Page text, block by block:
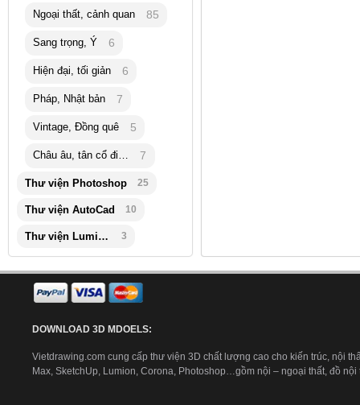
Ngoại thất, cảnh quan 85
Sang trọng, Ý 6
Hiện đại, tối giản 6
Pháp, Nhật bản 7
Vintage, Đồng quê 5
Châu âu, tân cổ điển 7
Thư viện Photoshop 25
Thư viện AutoCad 10
Thư viện Lumion 3
DOWNLOAD 3D MDOELS:
Vietdrawing.com cung cấp thư viện 3D chất lượng cao cho kiến trúc, nội
Max, SketchUp, Lumion, Corona, Photoshop…gồm nội – ngoại thất, đồ nội